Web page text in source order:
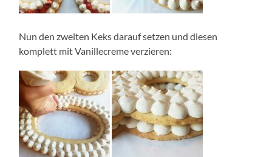
Nun den zweiten Keks darauf setzen und diesen
komplett mit Vanillecreme verzieren: